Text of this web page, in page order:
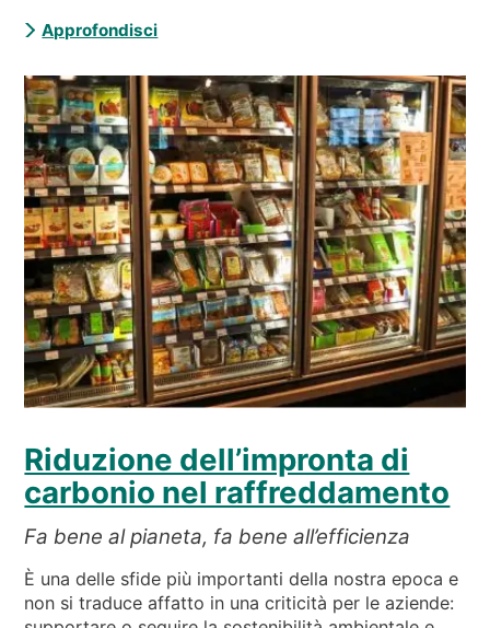
Approfondisci
Riduzione dell’impronta di
carbonio nel raffreddamento
Fa bene al pianeta, fa bene all’efficienza
È una delle sfide più importanti della nostra epoca e
non si traduce affatto in una criticità per le aziende: